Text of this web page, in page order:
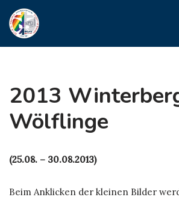
Zum
Inhalt
2013
Wölflinge
(25.08. – 30.08.2013)
Beim Anklicken der kleinen Bilder